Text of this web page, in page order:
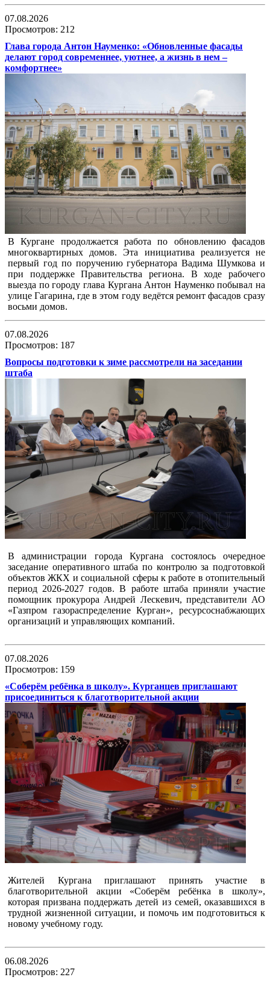
07.08.2026
Просмотров: 212
Глава города Антон Науменко: «Обновленные фасады
делают город современнее, уютнее, а жизнь в нем –
комфортнее»
В Кургане продолжается работа по обновлению фасадов
многоквартирных домов. Эта инициатива реализуется не
первый год по поручению губернатора Вадима Шумкова и
при поддержке Правительства региона. В ходе рабочего
выезда по городу глава Кургана Антон Науменко побывал на
улице Гагарина, где в этом году ведётся ремонт фасадов сразу
восьми домов.
07.08.2026
Просмотров: 187
Вопросы подготовки к зиме рассмотрели на заседании
штаба
В администрации города Кургана состоялось очередное
заседание оперативного штаба по контролю за подготовкой
объектов ЖКХ и социальной сферы к работе в отопительный
период 2026-2027 годов. В работе штаба приняли участие
помощник прокурора Андрей Лескевич, представители АО
«Газпром газораспределение Курган», ресурсоснабжающих
организаций и управляющих компаний.
07.08.2026
Просмотров: 159
«Соберём ребёнка в школу». Курганцев приглашают
присоединиться к благотворительной акции
Жителей Кургана приглашают принять участие в
благотворительной акции «Соберём ребёнка в школу»,
которая призвана поддержать детей из семей, оказавшихся в
трудной жизненной ситуации, и помочь им подготовиться к
новому учебному году.
06.08.2026
Просмотров: 227